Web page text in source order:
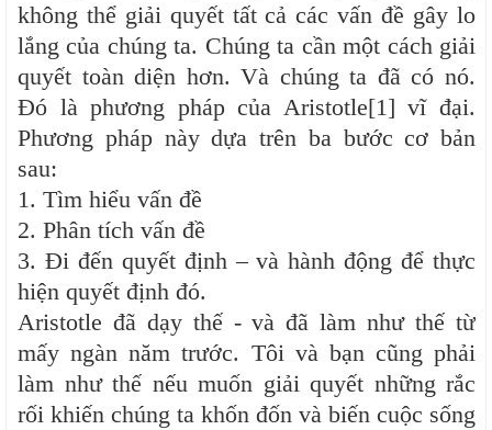
không thể giải quyết tất cả các vấn đề gây lo
lắng của chúng ta. Chúng ta cần một cách giải
quyết toàn diện hơn. Và chúng ta đã có nó.
Đó là phương pháp của Aristotle[1] vĩ đại.
Phương pháp này dựa trên ba bước cơ bản
sau:
1. Tìm hiểu vấn đề
2. Phân tích vấn đề
3. Đi đến quyết định – và hành động để thực
hiện quyết định đó.
Aristotle đã dạy thế - và đã làm như thế từ
mấy ngàn năm trước. Tôi và bạn cũng phải
làm như thế nếu muốn giải quyết những rắc
rối khiến chúng ta khốn đốn và biến cuộc sống